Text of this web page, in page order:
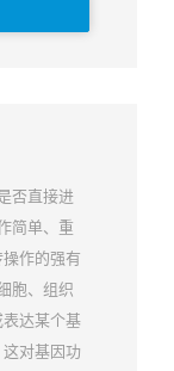
否直接进
简单、重
作的强有
胞、组织
达某个基
对基因功